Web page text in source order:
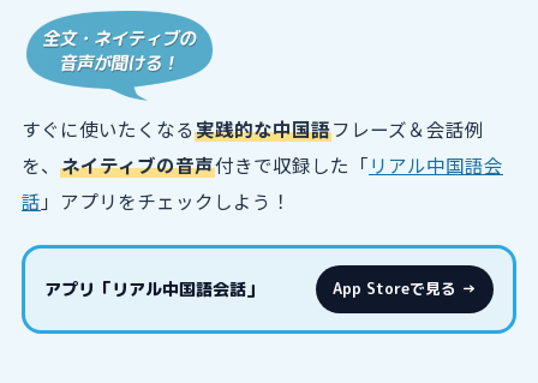
すぐに使いたくなる実践的な中国語フレーズ＆会話例
を、 ネイティブの音声付きで収録した「リアル中国語会
話 」アプリをチェックしよう！
アプリ「リアル中国語会話」 App Storeで見る →